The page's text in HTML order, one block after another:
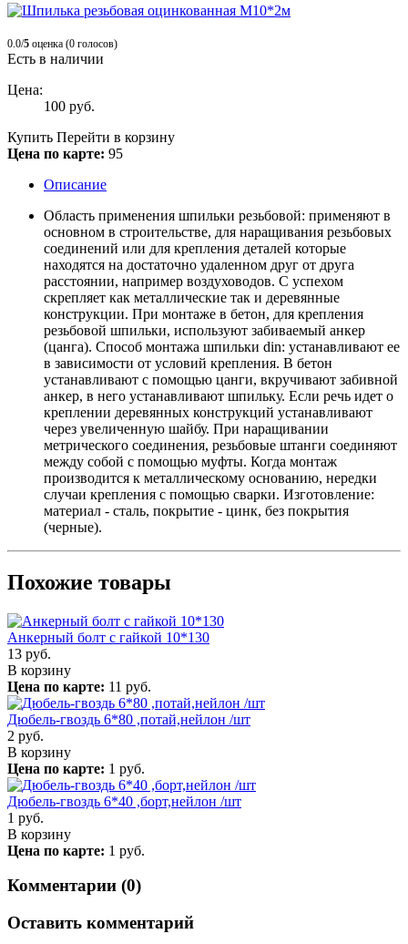
0.0/5 оценка (0 голосов)
Есть в наличии
Цена:
100 руб.
Купить Перейти в корзину
Цена по карте: 95
Описание
Область применения шпильки резьбовой: применяют в
основном в строительстве, для наращивания резьбовых
соединений или для крепления деталей которые
находятся на достаточно удаленном друг от друга
расстоянии, например воздуховодов. С успехом
скрепляет как металлические так и деревянные
конструкции. При монтаже в бетон, для крепления
резьбовой шпильки, используют забиваемый анкер
(цанга). Способ монтажа шпильки din: устанавливают ее
в зависимости от условий крепления. В бетон
устанавливают с помощью цанги, вкручивают забивной
анкер, в него устанавливают шпильку. Если речь идет о
креплении деревянных конструкций устанавливают
через увеличенную шайбу. При наращивании
метрического соединения, резьбовые штанги соединяют
между собой с помощью муфты. Когда монтаж
производится к металлическому основанию, нередки
случаи крепления с помощью сварки. Изготовление:
материал - сталь, покрытие - цинк, без покрытия
(черные).
Похожие товары
Анкерный болт с гайкой 10*130
13 руб.
В корзину
Цена по карте: 11 руб.
Дюбель-гвоздь 6*80 ,потай,нейлон /шт
2 руб.
В корзину
Цена по карте: 1 руб.
Дюбель-гвоздь 6*40 ,борт,нейлон /шт
1 руб.
В корзину
Цена по карте: 1 руб.
Комментарии (0)
Оставить комментарий